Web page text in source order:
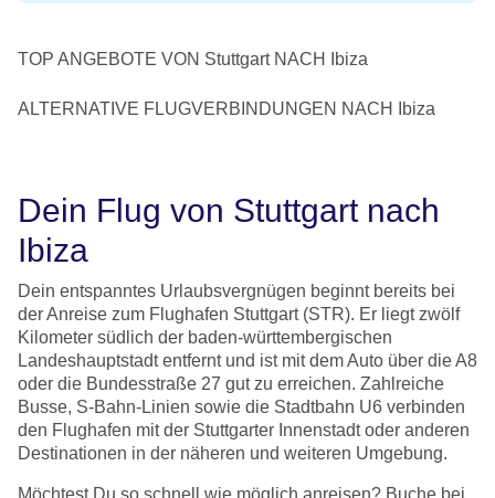
TOP ANGEBOTE VON Stuttgart NACH Ibiza
ALTERNATIVE FLUGVERBINDUNGEN NACH Ibiza
Dein Flug von Stuttgart nach
Ibiza
Dein entspanntes Urlaubsvergnügen beginnt bereits bei
der Anreise zum Flughafen Stuttgart (STR). Er liegt zwölf
Kilometer südlich der baden-württembergischen
Landeshauptstadt entfernt und ist mit dem Auto über die A8
oder die Bundesstraße 27 gut zu erreichen. Zahlreiche
Busse, S-Bahn-Linien sowie die Stadtbahn U6 verbinden
den Flughafen mit der Stuttgarter Innenstadt oder anderen
Destinationen in der näheren und weiteren Umgebung.
Möchtest Du so schnell wie möglich anreisen? Buche bei